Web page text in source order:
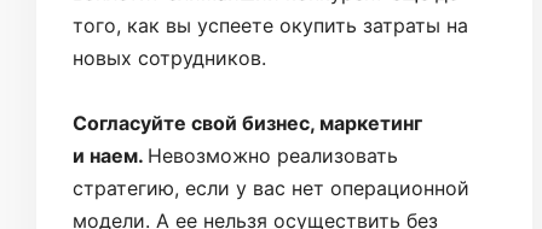
того, как вы успеете окупить затраты на
новых сотрудников.
Согласуйте свой бизнес, маркетинг
и наем. Невозможно реализовать
стратегию, если у вас нет операционной
модели. А ее нельзя осуществить без